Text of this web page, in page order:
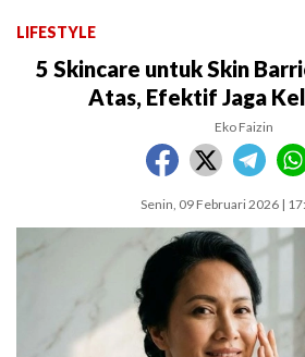
LIFESTYLE
5 Skincare untuk Skin
Atas, Efektif Jaga
Eko Faizin
Senin, 09 Februari 2026 |